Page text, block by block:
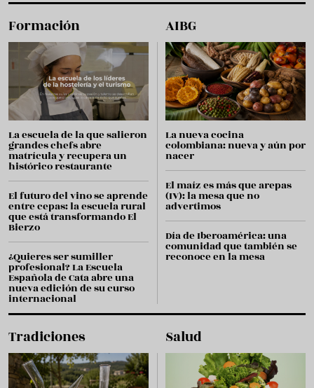
Formación
La escuela de la que salieron
grandes chefs abre
matrícula y recupera un
histórico restaurante
El futuro del vino se aprende
entre cepas: la escuela rural
que está transformando El
Bierzo
¿Quieres ser sumiller
profesional? La Escuela
Española de Cata abre una
nueva edición de su curso
internacional
AIBG
La nueva cocina
colombiana: nueva y aún por
nacer
El maíz es más que arepas
(IV): la mesa que no
advertimos
Día de Iberoamérica: una
comunidad que también se
reconoce en la mesa
Tradiciones Salud